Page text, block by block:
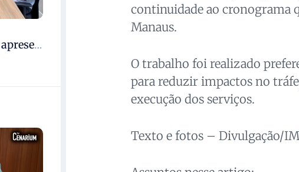
Prefeitura de Manaus apresenta devolutiva do plano de integridade da CGM e atualiza diretrizes para 2027/2028
continuidade ao cronograma
Manaus.
O trabalho foi realizado
para reduzir impactos no
execução dos serviços.
Texto e fotos – Divulgação/